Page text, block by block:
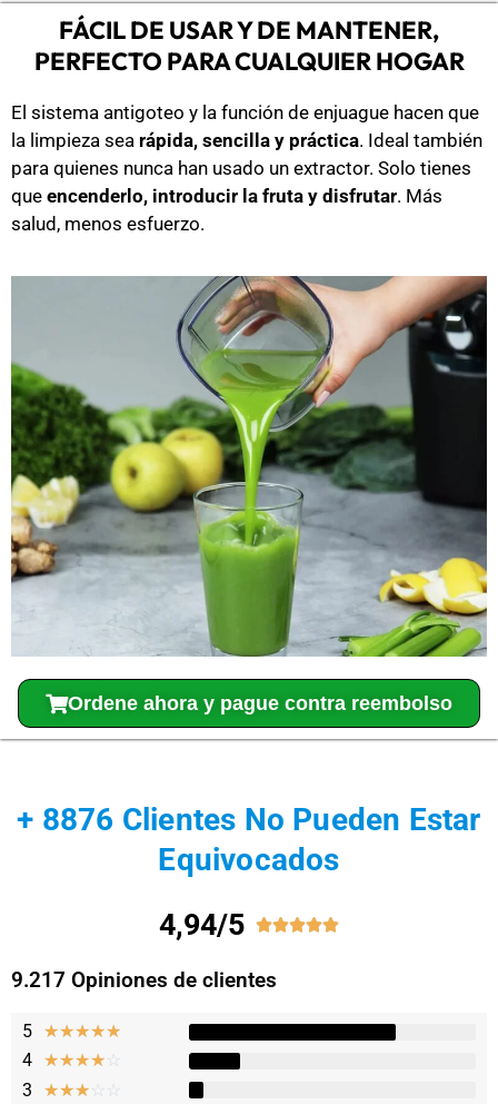
FÁCIL DE USAR Y DE MANTENER,
PERFECTO PARA CUALQUIER HOGAR
El sistema antigoteo y la función de enjuague hacen que
la limpieza sea rápida, sencilla y práctica. Ideal también
para quienes nunca han usado un extractor. Solo tienes
que encenderlo, introducir la fruta y disfrutar. Más
salud, menos esfuerzo.
Ordene ahora y pague contra reembolso
+ 8876 Clientes No Pueden Estar
Equivocados
4,94/5 
9.217 Opiniones de clientes
5 ★★★★★
4 ☆☆☆☆☆
3 ☆☆☆☆ ☆